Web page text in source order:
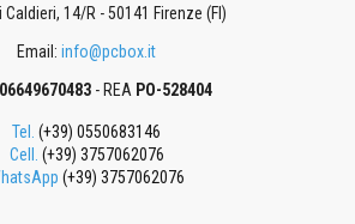
Caldieri, 14/R - 50141 Firenze (FI)
Email: info@pcbox.it
06649670483- REA PO-528404
Tel. (+39) 0550683146
Cell. (+39) 3757062076
(+39) 3757062076